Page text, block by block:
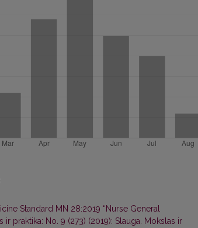
Standard MN 28:2019 “Nurse General
ir praktika: No. 9 (273) (2019): Slauga. Mokslas ir